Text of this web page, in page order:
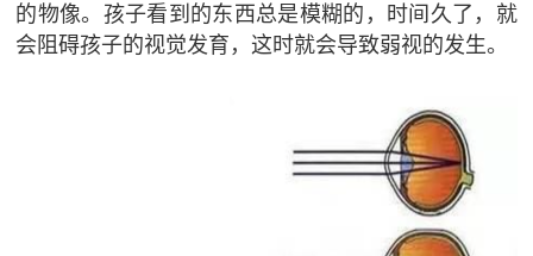
的物像。孩子看到的东西总是模糊的，时间久了，就
会阻碍孩子的视觉发育，这时就会导致弱视的发生。